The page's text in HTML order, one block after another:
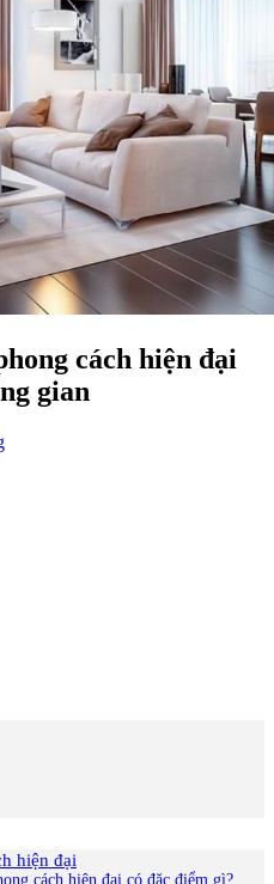
cách hiện đại
gian
hiện đại
cách hiện đại có đặc điểm gì?